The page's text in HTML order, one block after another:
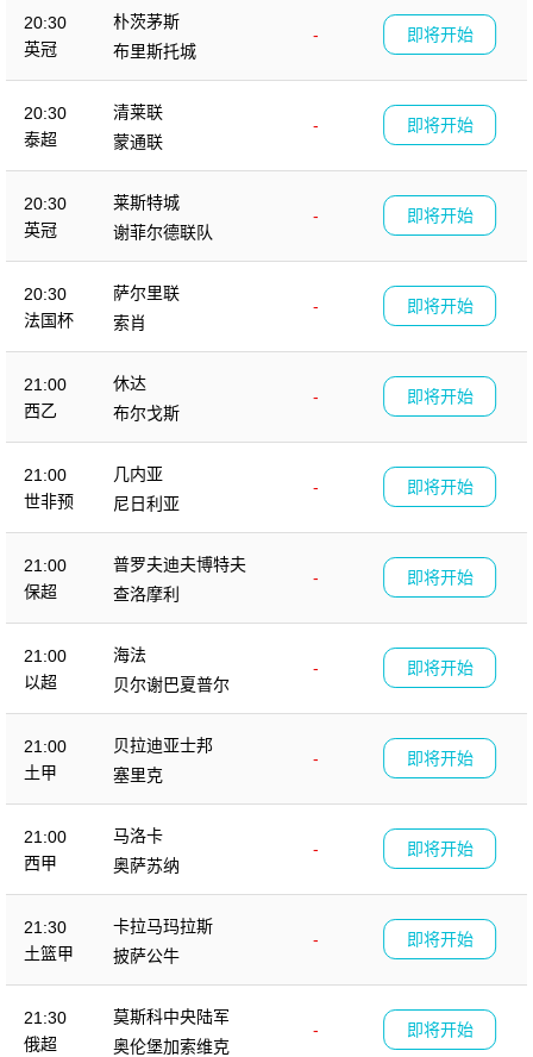
20:30
英冠
朴茨茅斯
-
布里斯托城
即将开始
20:30
泰超
清莱联
-
蒙通联
即将开始
20:30
英冠
莱斯特城
-
谢菲尔德联队
即将开始
20:30
法国杯
萨尔里联
-
索肖
即将开始
21:00
西乙
休达
-
布尔戈斯
即将开始
21:00
世非预
几内亚
-
尼日利亚
即将开始
21:00
保超
普罗夫迪夫博特夫
-
查洛摩利
即将开始
21:00
以超
海法
-
贝尔谢巴夏普尔
即将开始
21:00
土甲
贝拉迪亚士邦
-
塞里克
即将开始
21:00
西甲
马洛卡
-
奥萨苏纳
即将开始
21:30
土篮甲
卡拉马玛拉斯
-
披萨公牛
即将开始
21:30
俄超
莫斯科中央陆军
-
奥伦堡加索维克
即将开始